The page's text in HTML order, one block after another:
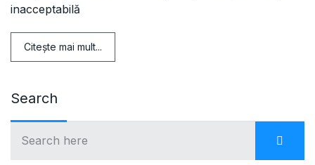
inacceptabilă
Citeşte mai mult...
Search